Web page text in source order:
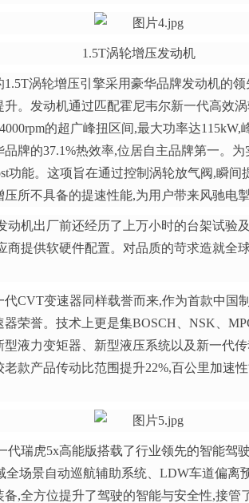
1.5T涡轮增压发动机
涡轮增压引擎采用豪华品牌发动机的
。发动机通过匹配霍尼韦尔新一代高效
的超广峰扭区间,最大功率达115kW,
牌的37.1%热效率,位居自主品牌第一。
功能。这项旨在通过控制涡轮放气阀,瞬间
所不具备的提速性能,为用户带来风驰电
动机出厂前还经历了上万小时的台架试验
商提供软硬件配置。对品质的苛求造就全
代CVT变速器同样载誉而来,作为首款中国
荣誉。技术上更是集BOSCH、NSK、
液力变矩器、新型液压系统以及新一代
款产品传动比范围提升22%,百公里加速
代瑞虎5x高能版搭载了行业领先的智能驾
全场景自动巡航辅助系统、LDW车道偏离
,全方位提升了驾驶的智能与安全性,接管